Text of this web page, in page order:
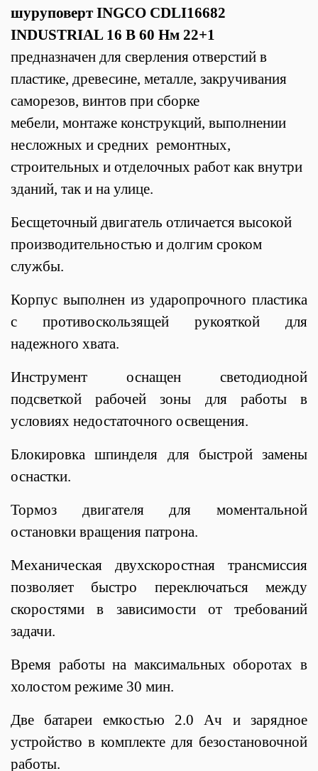
шуруповерт INGCO CDLI16682
INDUSTRIAL 16 В 60 Нм 22+1
предназначен для сверления отверстий в
пластике, древесине, металле, закручивания
саморезов, винтов при сборке
мебели, монтаже конструкций, выполнении
несложных и средних ремонтных,
строительных и отделочных работ как внутри
зданий, так и на улице.
Бесщеточный двигатель отличается высокой
производительностью и долгим сроком
службы.
Корпус выполнен из ударопрочного пластика
с противоскользящей рукояткой для
надежного хвата.
Инструмент оснащен светодиодной
подсветкой рабочей зоны для работы в
условиях недостаточного освещения.
Блокировка шпинделя для быстрой замены
оснастки.
Тормоз двигателя для моментальной
остановки вращения патрона.
Механическая двухскоростная трансмиссия
позволяет быстро переключаться между
скоростями в зависимости от требований
задачи.
Время работы на максимальных оборотах в
холостом режиме 30 мин.
Две батареи емкостью 2.0 Ач и зарядное
устройство в комплекте для безостановочной
работы.